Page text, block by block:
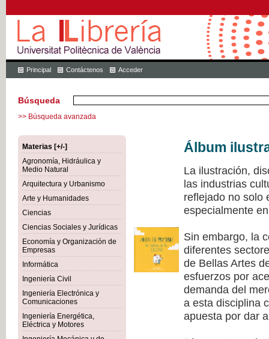
Principal Contáctenos Acceder
Búsqueda
>> Búsqueda avanzada
Materias [+/-]
Agronomía, Hidráulica y
Medio Natural
Arquitectura y Urbanismo
Arte y Humanidades
Ciencias
Ciencias Sociales y Jurídicas
Economía y Organización de
Empresas
Informática
Ingeniería Civil
Ingeniería Electrónica y
Comunicaciones
Ingeniería Energética,
Eléctrica y Motores
Álbum
La ilustración,
las industrias
reflejado no solo
especialmente
Sin embargo, la
diferentes
de Bellas Artes
esfuerzos por
demanda del
a esta disciplina
apuesta por dar